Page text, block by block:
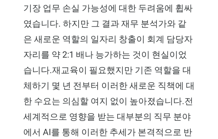
기장 업무 손실 가능성에 대한 두려움에 휩싸
였습니다. 하지만 그 결과 재무 분석가와 같
은 새로운 역할의 일자리 창출이 회계 담당자
자리를 약 2:1 배나 능가하는 것이 현실이었
습니다.재교육이 필요했지만 기존 역할을 대
체하기 몇 년 전부터 이러한 새로운 직책에 대
한 수요는 의심할 여지 없이 높아졌습니다.전
세계적으로 영향을 받는 대부분의 직무 분야
에서 AI를 통해 이러한 추세가 본격적으로 반